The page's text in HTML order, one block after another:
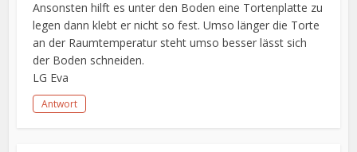
Ansonsten hilft es unter den Boden eine Tortenplatte zu
legen dann klebt er nicht so fest. Umso länger die Torte
an der Raumtemperatur steht umso besser lässt sich
der Boden schneiden.
LG Eva
Antwort